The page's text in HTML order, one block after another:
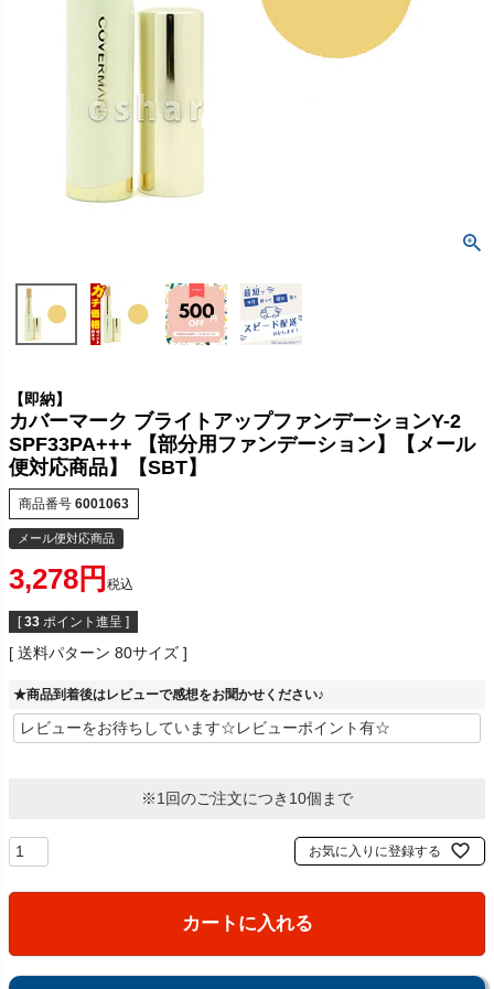
【即納】
カバーマーク ブライトアップファンデーションY-2
SPF33PA+++ 【部分用ファンデーション】【メール
便対応商品】【SBT】
商品番号 6001063
メール便対応商品
3,278 税込
[ 33 ポイント進呈 ]
送料パターン 80サイズ
★商品到着後はレビューで感想をお聞かせください♪
※1回のご注文につき10個まで
お気に入りに登録する
カートに入れる